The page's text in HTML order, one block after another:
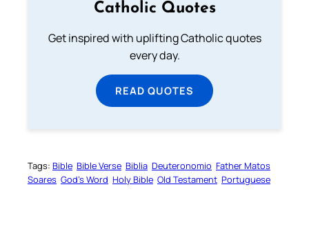
Catholic Quotes
Get inspired with uplifting Catholic quotes
every day.
READ QUOTES
Tags: Bible Bible Verse Biblia Deuteronomio Father Matos
Soares God’s Word Holy Bible Old Testament Portuguese